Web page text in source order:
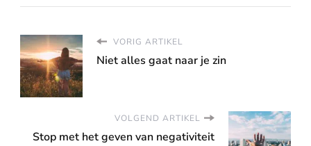
VORIG ARTIKEL
Niet alles gaat naar je zin
VOLGEND ARTIKEL
Stop met het geven van negativiteit